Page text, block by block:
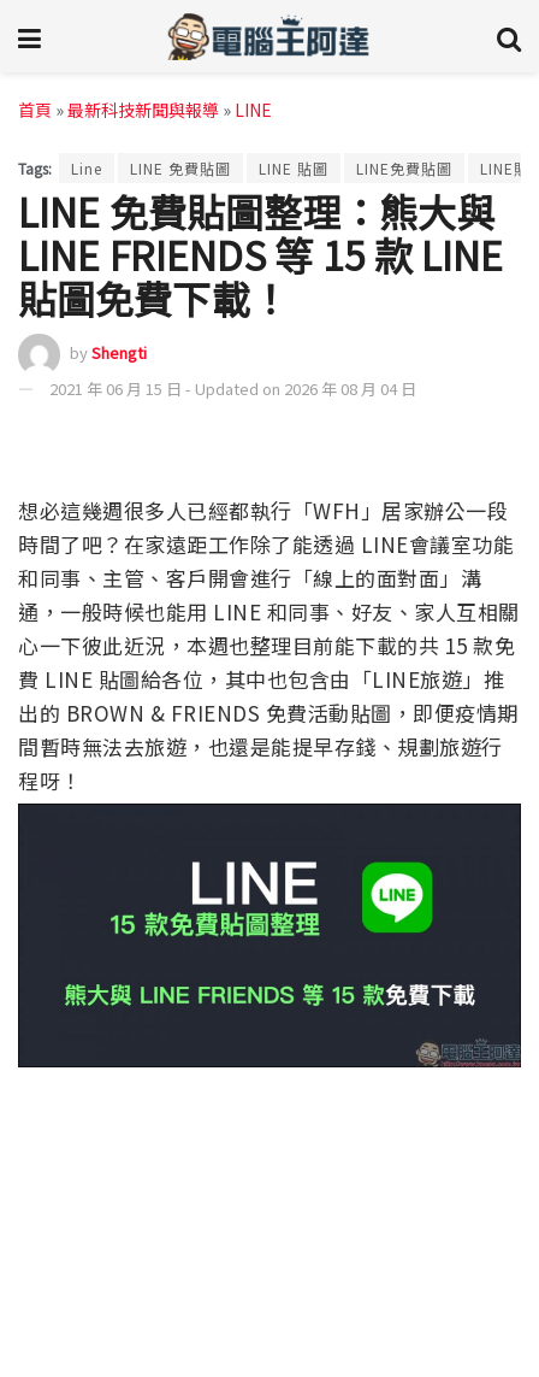
首頁 »最新科技新聞與報導 » LINE
Tags: Line LINE 免費貼圖 LINE 貼圖 LINE免費貼圖 LINE貼
LINE 免費貼圖整理：熊大與
LINE FRIENDS 等 15 款 LINE
貼圖免費下載！
byShengti
2021 年 06 月 15 日 - Updated on 2026 年 08 月 04 日
想必這幾週很多人已經都執行「WFH」居家辦公一段
時間了吧？在家遠距工作除了能透過 LINE會議室功能
和同事、主管、客戶開會進行「線上的面對面」溝
通，一般時候也能用 LINE 和同事、好友、家人互相關
心一下彼此近況，本週也整理目前能下載的共 15 款免
費 LINE 貼圖給各位，其中也包含由「LINE旅遊」推
出的 BROWN & FRIENDS 免費活動貼圖，即便疫情期
間暫時無法去旅遊，也還是能提早存錢、規劃旅遊行
程呀！